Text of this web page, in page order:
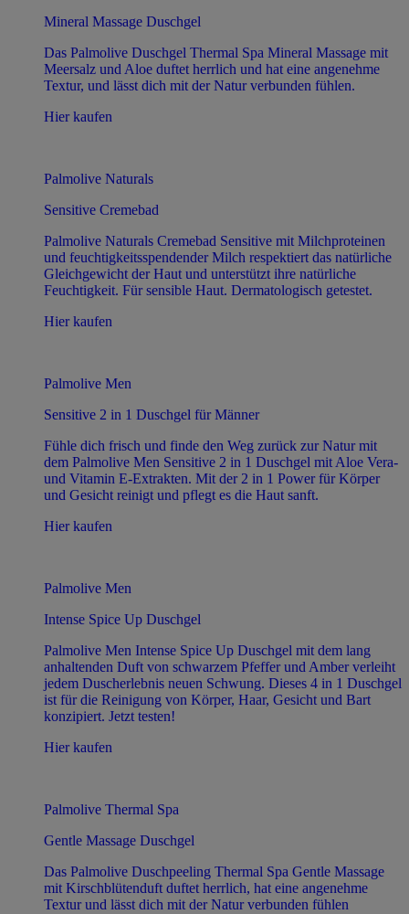
Mineral Massage Duschgel
Das Palmolive Duschgel Thermal Spa Mineral Massage mit
Meersalz und Aloe duftet herrlich und hat eine angenehme
Textur, und lässt dich mit der Natur verbunden fühlen.
Hier kaufen
Palmolive Naturals
Sensitive Cremebad
Palmolive Naturals Cremebad Sensitive mit Milchproteinen
und feuchtigkeitsspendender Milch respektiert das natürliche
Gleichgewicht der Haut und unterstützt ihre natürliche
Feuchtigkeit. Für sensible Haut. Dermatologisch getestet.
Hier kaufen
Palmolive Men
Sensitive 2 in 1 Duschgel für Männer
Fühle dich frisch und finde den Weg zurück zur Natur mit
dem Palmolive Men Sensitive 2 in 1 Duschgel mit Aloe Vera-
und Vitamin E-Extrakten. Mit der 2 in 1 Power für Körper
und Gesicht reinigt und pflegt es die Haut sanft.
Hier kaufen
Palmolive Men
Intense Spice Up Duschgel
Palmolive Men Intense Spice Up Duschgel mit dem lang
anhaltenden Duft von schwarzem Pfeffer und Amber verleiht
jedem Duscherlebnis neuen Schwung. Dieses 4 in 1 Duschgel
ist für die Reinigung von Körper, Haar, Gesicht und Bart
konzipiert. Jetzt testen!
Hier kaufen
Palmolive Thermal Spa
Gentle Massage Duschgel
Das Palmolive Duschpeeling Thermal Spa Gentle Massage
mit Kirschblütenduft duftet herrlich, hat eine angenehme
Textur und lässt dich mit der Natur verbunden fühlen